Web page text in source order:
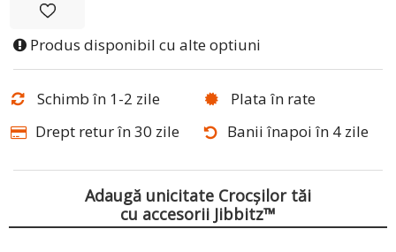
Produs disponibil cu alte optiuni
Schimb în 1-2 zile
Plata în rate
Drept retur în 30 zile
Banii înapoi în 4 zile
Adaugă unicitate Crocșilor tăi
cu accesorii Jibbitz™